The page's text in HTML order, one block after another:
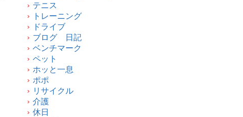
テニス
トレーニング
ドライブ
ブログ 日記
ベンチマーク
ペット
ホッと一息
ポポ
リサイクル
介護
休日